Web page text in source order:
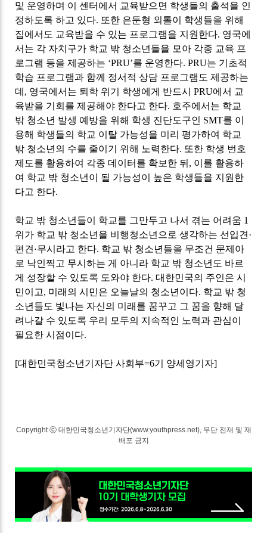
및 운영하며 이 센터에서 교육받으면 학생들의 출석을 인
정하도록 하고 있다. 또한 은둔형 외톨이 학생들을 위해
집에서도 교육받을 수 있는 프로그램을 지원한다. 영국에
서는 각 자치구가 학교 밖 청소년들을 모아 각종 교육 프
로그램 등을 제공하는 ‘PRU’를 운영한다. PRU는 기초적
학습 프로그램과 함께 정서적 상담 프로그램도 제공하는
데 , 영국에서는 퇴학 위기 학생에게 반드시PRU에서 교
육받을 기회를 제공해야 한다고 한다. 호주에서는 학교
밖 청소년 발생 예방을 위해 학생 진단도구인 SMT를 이
용해 학생들의 학교 이탈 가능성을 미리 평가하여 학교
밖 청소년의 수를 줄이기 위해 노력한다. 또한 학생 번호
제도를 활용하여 각종 데이터를 확보한 뒤 , 이를 활용하
여 학교 밖 청소년이 될 가능성이 높은 학생들을 지원한
다고 한다.
학교 밖 청소년들이 학교를 그만두고 나서 겪는 어려움 1
위가 학교 밖 청소년을 비행청소년으로 생각하는 선입견 ·
편견 ·무시라고 한다. 학교 밖 청소년들을 무조건 문제아
로 낙인찍고 무시하는 게 아니라 학교 밖 청소년도 바르
게 성장할 수 있도록 도와야 한다.대한민국의 주인은 시
민이고, 미래의 시민은 오늘날의 청소년이다. 학교 밖 청
소년들도 빛나는 자신의 미래를 꿈꾸고 그 꿈을 향해 달
려나갈 수 있도록 우리 모두의 지속적인 노력과 관심이
필요한 시점이다.
[대한민국청소년기자단 사회부=6기 양세영기자]
Copyright ⓒ 대한민국청소년기자단(www.youthpress.net), 무단 전재 및 재
배포 금지